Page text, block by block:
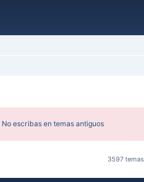
No escribas en temas antiguos
3597 temas